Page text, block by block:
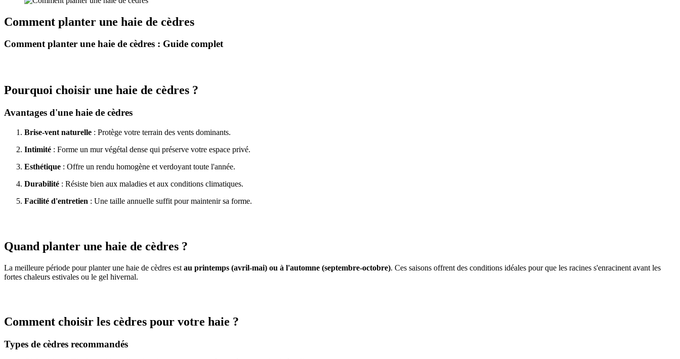
Comment planter une haie de cèdres
Comment planter une haie de cèdres : Guide complet
Pourquoi choisir une haie de cèdres ?
Avantages d'une haie de cèdres
Brise-vent naturelle : Protège votre terrain des vents dominants.
Intimité : Forme un mur végétal dense qui préserve votre espace privé.
Esthétique : Offre un rendu homogène et verdoyant toute l'année.
Durabilité : Résiste bien aux maladies et aux conditions climatiques.
Facilité d'entretien : Une taille annuelle suffit pour maintenir sa forme.
Quand planter une haie de cèdres ?
La meilleure période pour planter une haie de cèdres est au printemps (avril-mai) ou à l'automne (septembre-octobre). Ces saisons offrent des conditions idéales pour que les racines s'enracinent avant les
fortes chaleurs estivales ou le gel hivernal.
Comment choisir les cèdres pour votre haie ?
Types de cèdres recommandés